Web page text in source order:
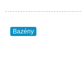
Bazény